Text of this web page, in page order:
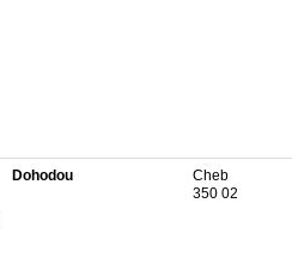
Dohodou
Cheb
350 02